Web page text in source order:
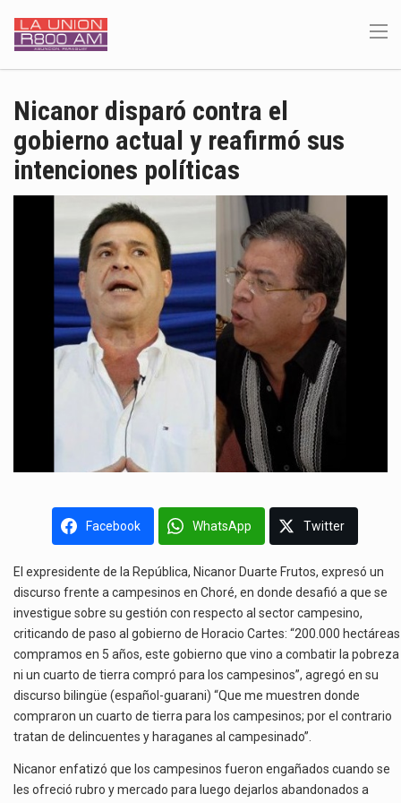
Nicanor disparó contra el
gobierno actual y reafirmó sus
intenciones políticas
Facebook WhatsApp Twitter
El expresidente de la República, Nicanor Duarte Frutos, expresó un
discurso frente a campesinos en Choré, en donde desafió a que se
investigue sobre su gestión con respecto al sector campesino,
criticando de paso al gobierno de Horacio Cartes: “200.000 hectáreas
compramos en 5 años, este gobierno que vino a combatir la pobreza
ni un cuarto de tierra compró para los campesinos”, agregó en su
discurso bilingüe (español-guarani) “Que me muestren donde
compraron un cuarto de tierra para los campesinos; por el contrario
tratan de delincuentes y haraganes al campesinado”.
Nicanor enfatizó que los campesinos fueron engañados cuando se
les ofreció rubro y mercado para luego dejarlos abandonados a